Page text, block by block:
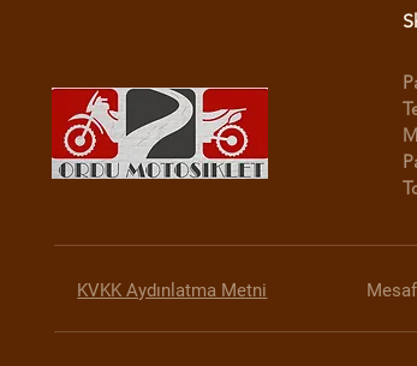
KVKK Aydınlatma Metni